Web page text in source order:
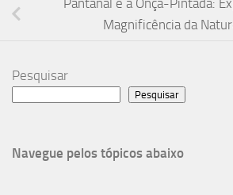
Pantanal e a Onça-Pintada:
Magnificência da
Pesquisar
Pesquisar
Navegue pelos tópicos abaixo